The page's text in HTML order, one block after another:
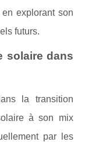
explorant son
futurs.
solaire dans
la transition
à son mix
par les